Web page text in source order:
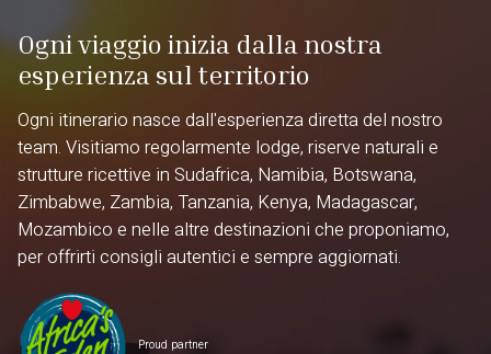
Ogni viaggio inizia dalla nostra
esperienza sul territorio
Ogni itinerario nasce dall'esperienza diretta del nostro
team. Visitiamo regolarmente lodge, riserve naturali e
strutture ricettive in Sudafrica, Namibia, Botswana,
Zimbabwe, Zambia, Tanzania, Kenya, Madagascar,
Mozambico e nelle altre destinazioni che proponiamo,
per offrirti consigli autentici e sempre aggiornati.
Proud partner